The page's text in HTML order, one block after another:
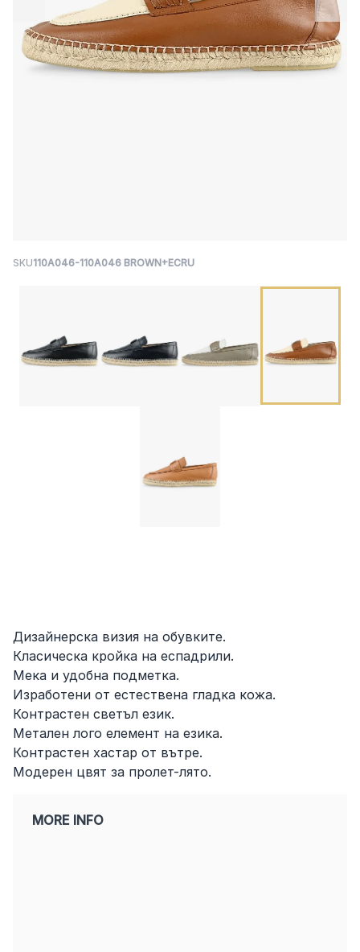
SKU110A046-110A046 BROWN+ECRU
Дизайнерска визия на обувките.
Класическа кройка на еспадрили.
Мека и удобна подметка.
Изработени от естествена гладка кожа.
Контрастен светъл език.
Метален лого елемент на езика.
Контрастен хастар от вътре.
Модерен цвят за пролет-лято.
MORE INFO